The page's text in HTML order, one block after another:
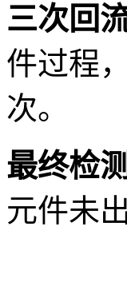
三次回
件过程
次。
最终检测
元件未